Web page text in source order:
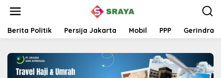
t
Berita Politik Persija Jakarta Mobil PPP Gerindra